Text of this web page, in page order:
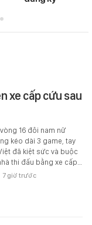
xe cấp cứu sau
16 đôi nam nữ
kéo dài 3 game, tay
đã kiệt sức và buộc
thi đấu bằng xe cấp…
7 giờ trước